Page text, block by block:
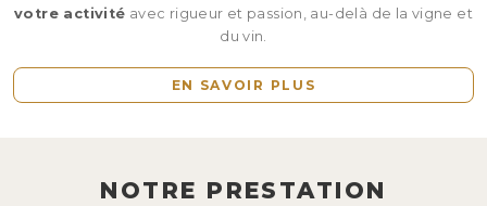
votre activité avec rigueur et passion, au-delà de la vigne et
du vin.
EN SAVOIR PLUS
NOTRE PRESTATION